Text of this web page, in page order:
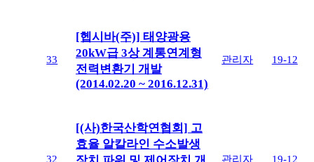
33
[헵시바(주)] 태양광용
20kW급 3상 계통연계형
전력변환기 개발
(2014.02.20 ~ 2016.12.31)
관리자 19-12
32
[(사)한국산학연협회] 고
효율 알칼라인 수소발생
관리자 19-12